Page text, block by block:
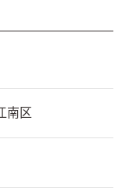
南区